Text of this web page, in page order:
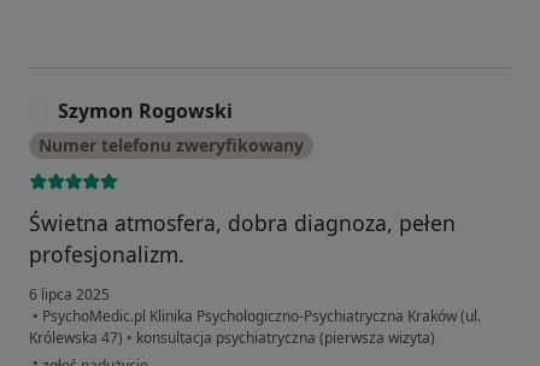
Szymon Rogowski
Numer telefonu zweryfikowany
Świetna atmosfera, dobra diagnoza, pełen
profesjonalizm.
6 lipca 2025
• PsychoMedic.pl Klinika Psychologiczno-Psychiatryczna Kraków (ul.
Królewska 47) • konsultacja psychiatryczna (pierwsza wizyta)
w opinii użytkownika Szymon Rogowski